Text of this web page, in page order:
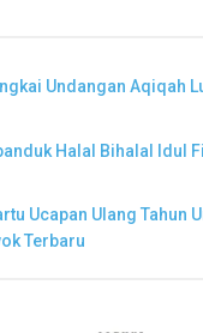
Undangan Aqiqah
Halal Bihalal Idul
Ucapan Ulang Tahun
Terbaru